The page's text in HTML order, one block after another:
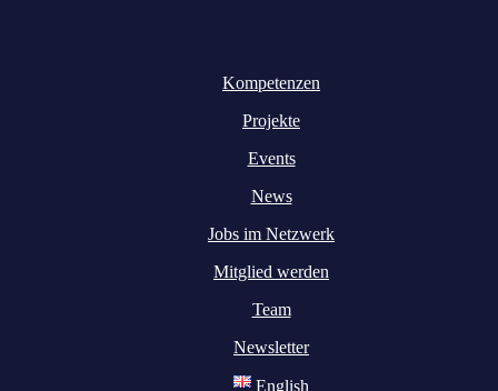
Kompetenzen
Projekte
Events
News
Jobs im Netzwerk
Mitglied werden
Team
Newsletter
English